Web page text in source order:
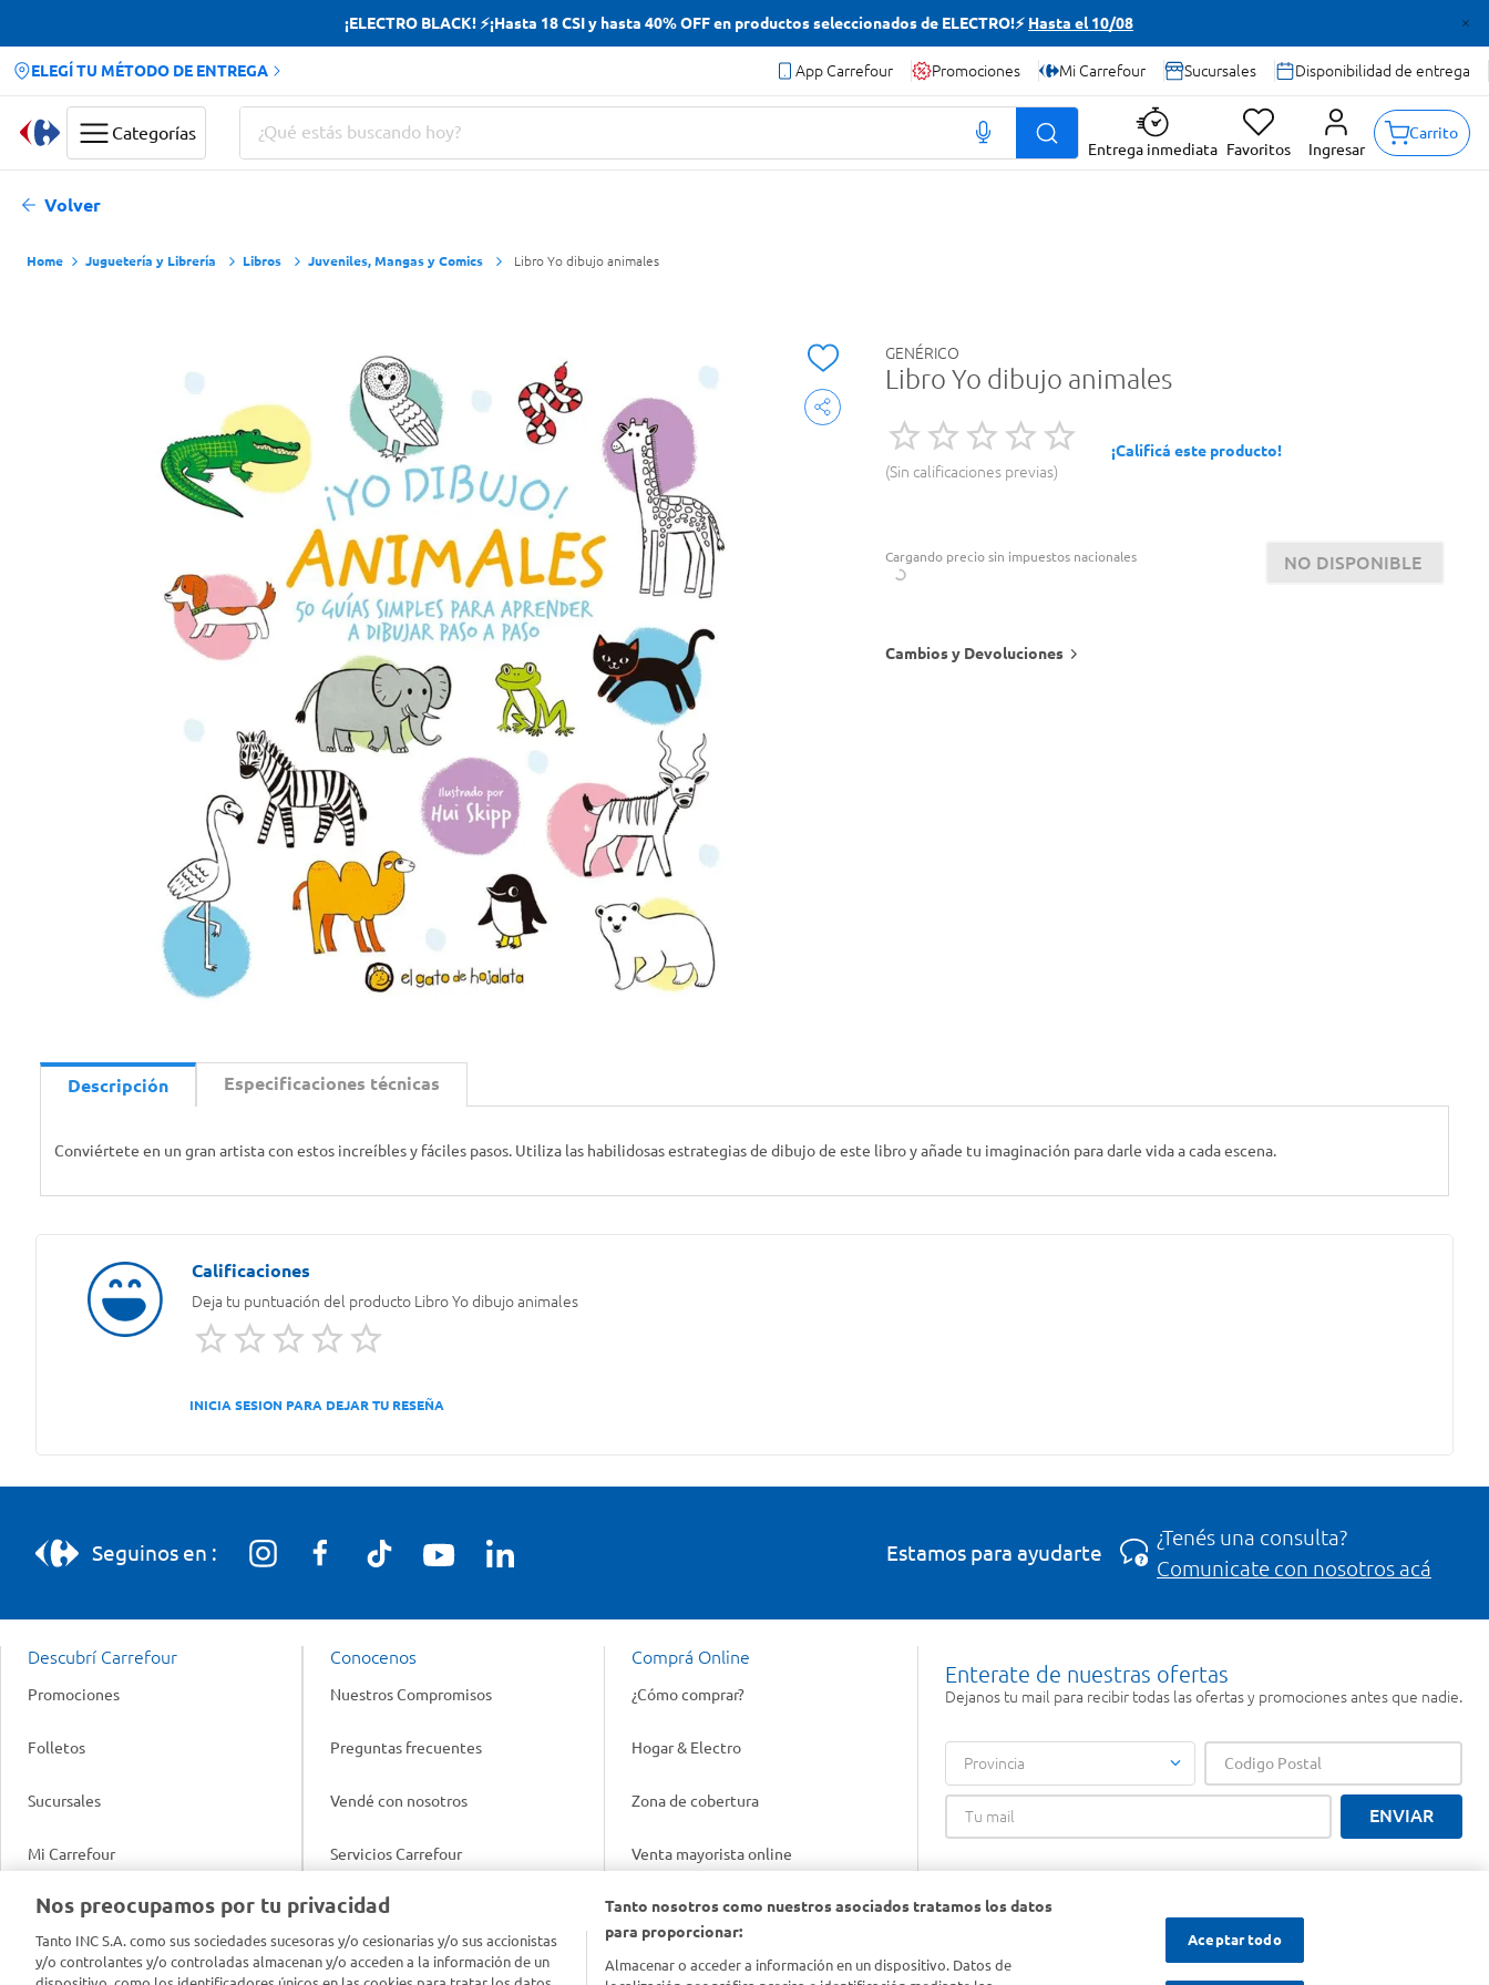
¡ELECTRO BLACK! ⚡¡Hasta 18 CSI y hasta 40% OFF en productos seleccionados de ELECTRO!⚡ Hasta el 10/08
ELEGÍ TU MÉTODO DE ENTREGA App Carrefour Promociones Mi Carrefour Sucursales Disponibilidad de entrega
Categorías
¿Qué estás buscando hoy?
Entrega inmediata Favoritos Ingresar
Carrito
Volver
Juguetería y Librería Libros Juveniles, Mangas y Comics Libro Yo dibujo animales
GENÉRICO
Libro Yo dibujo animales
Sin calificaciones previas
¡Calificá este producto!
Cargando precio sin impuestos nacionales NO DISPONIBLE
Cambios y Devoluciones
Descripción Especificaciones técnicas
Conviértete en un gran artista con estos increíbles y fáciles pasos. Utiliza las habilidosas estrategias de dibujo de este libro y añade tu imaginación para darle vida a cada escena.
Deja tu puntuación del producto Libro Yo dibujo animales
INICIA SESION PARA DEJAR TU RESEÑA
Seguinos en : Estamos para ayudarte
¿Tenés una consulta?
Comunicate con nosotros acá
Descubrí Carrefour
Promociones
Folletos
Sucursales
Mi Carrefour
Productos Carrefour
Tarjeta Mi Carrefour
Conocenos
Nuestros Compromisos
Preguntas frecuentes
Vendé con nosotros
Servicios Carrefour
Info útil
Comprá Online
¿Cómo comprar?
Hogar & Electro
Zona de cobertura
Venta mayorista online
Gift cards empresariales
Enterate de nuestras ofertas
Dejanos tu mail para recibir todas las ofertas y promociones antes que nadie.
Provincia
ENVIAR
Nos preocupamos por tu privacidad
Tanto INC S.A. como sus sociedades sucesoras y/o cesionarias y/o sus accionistas
y/o controlantes y/o controladas almacenan y/o acceden a la información de un
Tanto nosotros como nuestros asociados tratamos los datos
para proporcionar:
Almacenar o acceder a información en un dispositivo. Datos de
Aceptar todo
Términos más buscados